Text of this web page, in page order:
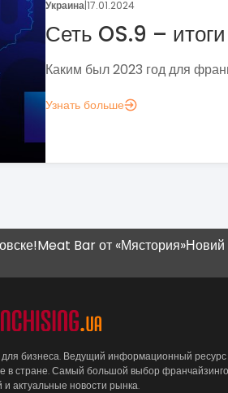
Если задумались
аналитика?», вот
понять, зачем вам
Bar от «Мястория»Новий
бизнеса. Ведущий информационный ресурс
в стране. Самый большой выбор
актуальные новости рынка.